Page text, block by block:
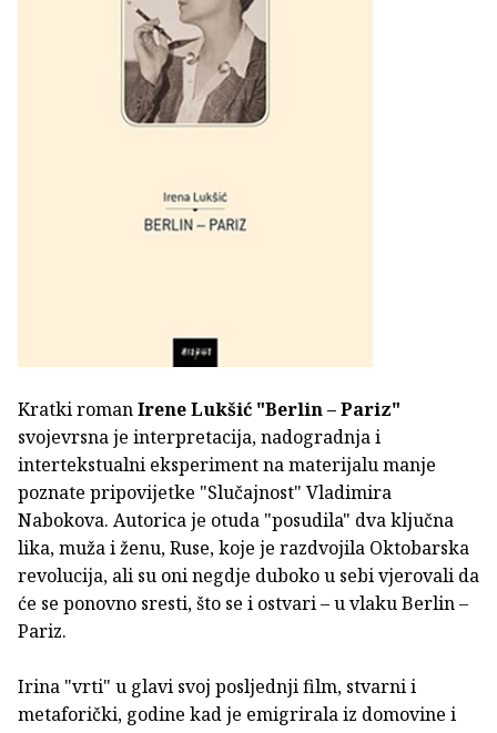
Kratki romanIrene Lukšić "Berlin – Pariz"
svojevrsna je interpretacija, nadogradnja i
intertekstualni eksperiment na materijalu manje
poznate pripovijetke "Slučajnost" Vladimira
Nabokova. Autorica je otuda "posudila" dva ključna
lika, muža i ženu, Ruse, koje je razdvojila Oktobarska
revolucija, ali su oni negdje duboko u sebi vjerovali da
će se ponovno sresti, što se i ostvari – u vlaku Berlin –
Pariz.
Irina "vrti" u glavi svoj posljednji film, stvarni i
metaforički, godine kad je emigrirala iz domovine i